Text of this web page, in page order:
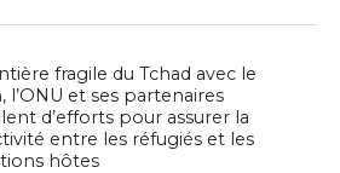
fragile du Tchad avec le
l’ONU et ses partenaires
d’efforts pour assurer la
entre les réfugiés et les
hôtes